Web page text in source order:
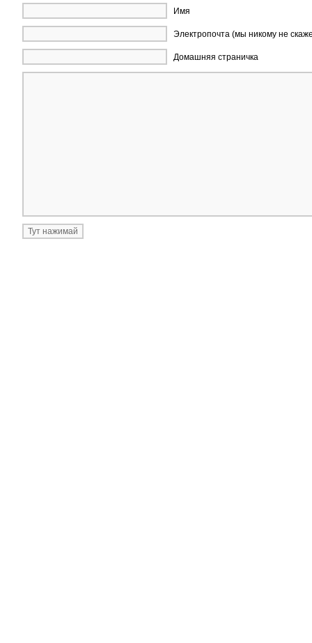
Имя
Электропочта (мы никому не
Домашняя страничка